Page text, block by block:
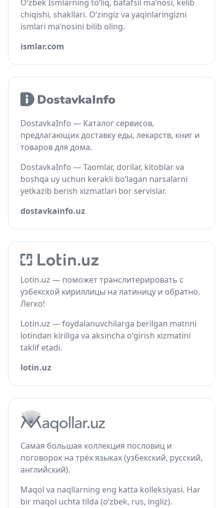
O‘zbek Ismlarning to‘liq, batafsil ma’nosi, kelib
chiqishi, shakllari. O‘zingiz va yaqinlaringizni
ismlari ma’nosini bilib oling.
ismlar.com
DostavkaInfo — Каталог сервисов,
предлагающих доставку еды, лекарств, книг и
товаров для дома.
DostavkaInfo — Taomlar, dorilar, kitoblar va
boshqa uy uchun kerakli bo‘lagan narsalarni
yetkazib berish xizmatlari bor servislar.
dostavkainfo.uz
Lotin.uz — поможет транслитерировать с
узбекской кириллицы на латиницу и обратно.
Легко!
Lotin.uz — foydalanuvchilarga berilgan matnni
lotindan kirillga va aksincha o‘girish xizmatini
taklif etadi.
lotin.uz
Самая большая коллекция пословиц и
поговорок на трёх языках (узбекский, русский,
английский).
Maqol va naqllarning eng katta kolleksiyasi. Har
bir maqol uchta tilda (o‘zbek, rus, ingliz).